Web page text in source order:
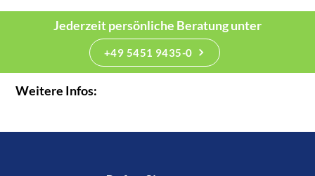
Jederzeit persönliche Beratung unter
+49 5451 9435-0
Weitere Infos: